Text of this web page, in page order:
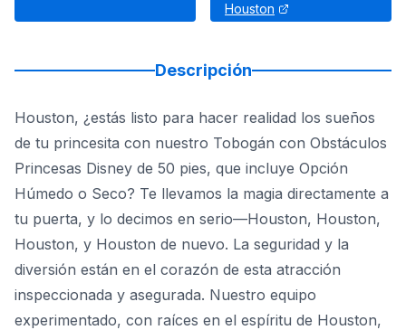
Houston
Descripción
Houston, ¿estás listo para hacer realidad los sueños
de tu princesita con nuestro Tobogán con Obstáculos
Princesas Disney de 50 pies, que incluye Opción
Húmedo o Seco? Te llevamos la magia directamente a
tu puerta, y lo decimos en serio—Houston, Houston,
Houston, y Houston de nuevo. La seguridad y la
diversión están en el corazón de esta atracción
inspeccionada y asegurada. Nuestro equipo
experimentado, con raíces en el espíritu de Houston,